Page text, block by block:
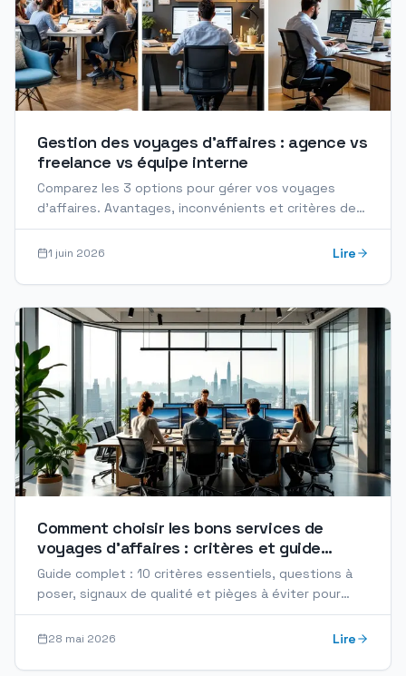
Gestion des voyages d'affaires : agence vs
freelance vs équipe interne
Comparez les 3 options pour gérer vos voyages
d'affaires. Avantages, inconvénients et critères de
choix selon votre profil d'entreprise.
1 juin 2026 Lire
Comment choisir les bons services de
voyages d'affaires : critères et guide
complet
Guide complet : 10 critères essentiels, questions à
poser, signaux de qualité et pièges à éviter pour
sélectionner votre prestataire de mobilité
28 mai 2026 Lire